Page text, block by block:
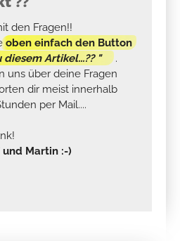
den Fragen!!
oben einfach den Button
diesem Artikel...?? "
.
uns über deine Fragen
dir meist innerhalb
per Mail....
und Martin :-)